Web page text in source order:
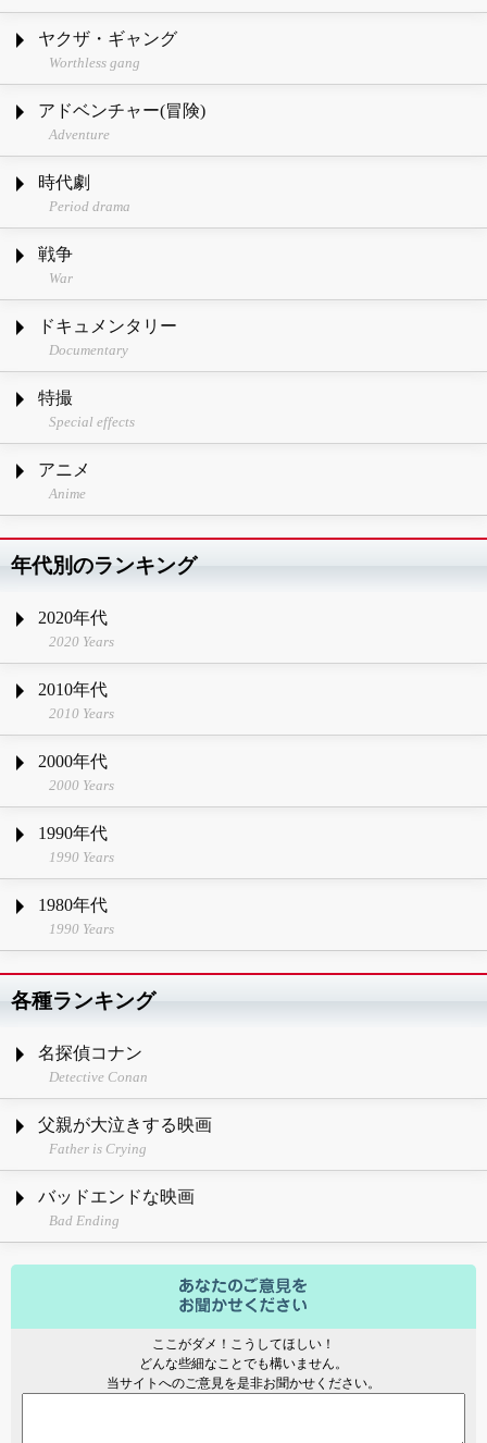
ヤクザ・ギャング
Worthless gang
アドベンチャー(冒険)
Adventure
時代劇
Period drama
戦争
War
ドキュメンタリー
Documentary
特撮
Special effects
アニメ
Anime
年代別のランキング
2020年代
2020 Years
2010年代
2010 Years
2000年代
2000 Years
1990年代
1990 Years
1980年代
1990 Years
各種ランキング
名探偵コナン
Detective Conan
父親が大泣きする映画
Father is Crying
バッドエンドな映画
Bad Ending
ここがダメ！こうしてほしい！
どんな些細なことでも構いません。
当サイトへのご意見を是非お聞かせください。